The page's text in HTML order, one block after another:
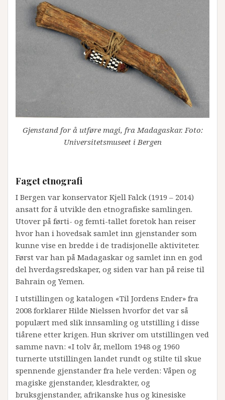
Gjenstand for å utføre magi, fra Madagaskar. Foto:
Universitetsmuseet i Bergen
Faget etnografi
I Bergen var konservator Kjell Falck (1919 – 2014)
ansatt for å utvikle den etnografiske samlingen.
Utover på førti- og femti-tallet foretok han reiser
hvor han i hovedsak samlet inn gjenstander som
kunne vise en bredde i de tradisjonelle aktiviteter.
Først var han på Madagaskar og samlet inn en god
del hverdagsredskaper, og siden var han på reise til
Bahrain og Yemen.
I utstillingen og katalogen «Til Jordens Ender» fra
2008 forklarer Hilde Nielssen hvorfor det var så
populært med slik innsamling og utstilling i disse
tiårene etter krigen. Hun skriver om utstillingen ved
samme navn: «I tolv år, mellom 1948 og 1960
turnerte utstillingen landet rundt og stilte til skue
spennende gjenstander fra hele verden: Våpen og
magiske gjenstander, klesdrakter, og
bruksgjenstander, afrikanske hus og kinesiske